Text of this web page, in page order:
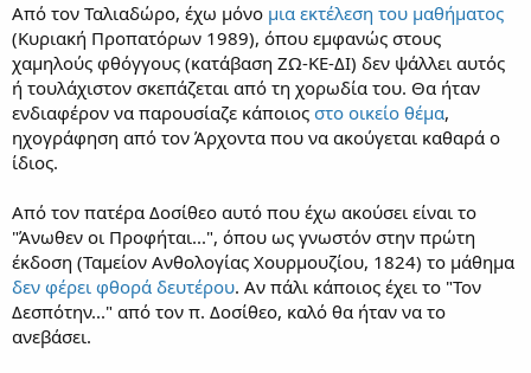
Από τον Ταλιαδώρο, έχω μόνο μια εκτέλεση του μαθήματος
(Κυριακή Προπατόρων 1989), όπου εμφανώς στους
χαμηλούς φθόγγους (κατάβαση ΖΩ-ΚΕ-ΔΙ) δεν ψάλλει αυτός
ή τουλάχιστον σκεπάζεται από τη χορωδία του. Θα ήταν
ενδιαφέρον να παρουσίαζε κάποιος στο οικείο θέμα,
ηχογράφηση από τον Άρχοντα που να ακούγεται καθαρά ο
ίδιος.
Από τον πατέρα Δοσίθεο αυτό που έχω ακούσει είναι το
"Άνωθεν οι Προφήται...", όπου ως γνωστόν στην πρώτη
έκδοση (Ταμείον Ανθολογίας Χουρμουζίου, 1824) το μάθημα
δεν φέρει φθορά δευτέρου. Αν πάλι κάποιος έχει το "Τον
Δεσπότην..." από τον π. Δοσίθεο, καλό θα ήταν να το
ανεβάσει.